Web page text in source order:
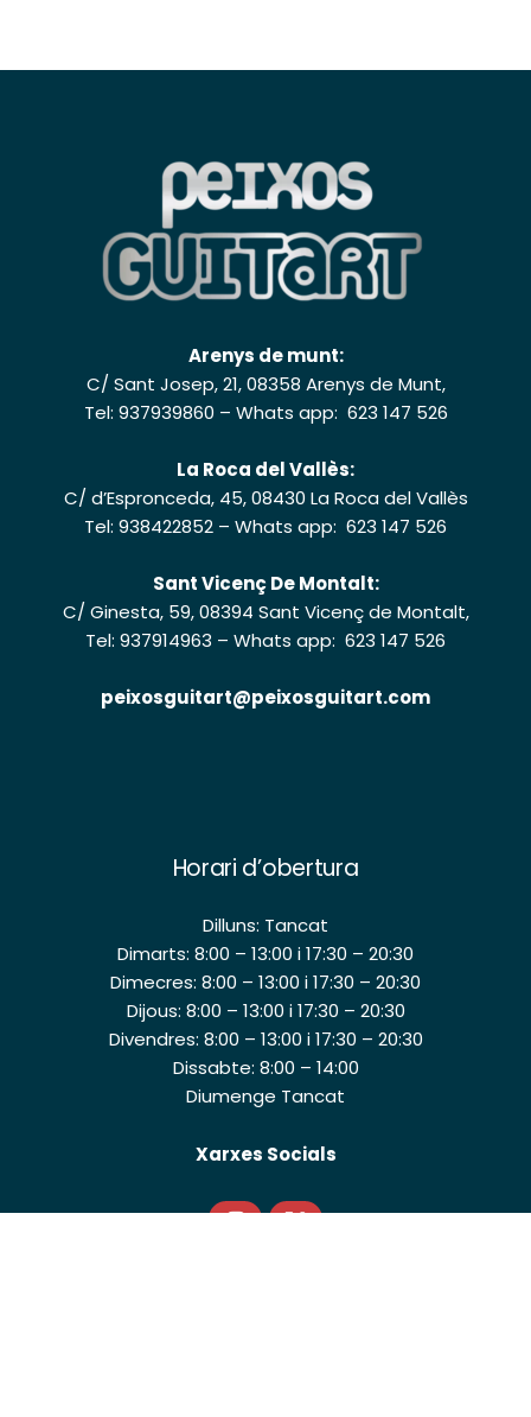
Arenys de munt:
C/ Sant Josep, 21, 08358 Arenys de Munt,
Tel: 937939860 – Whats app: 623 147 526
La Roca del Vallès:
C/ d’Espronceda, 45, 08430 La Roca del Vallès
Tel: 938422852 – Whats app: 623 147 526
Sant Vicenç De Montalt:
C/ Ginesta, 59, 08394 Sant Vicenç de Montalt,
Tel: 937914963 – Whats app: 623 147 526
peixosguitart@peixosguitart.com
Horari d’obertura
Dilluns: Tancat
Dimarts: 8:00 – 13:00 i 17:30 – 20:30
Dimecres: 8:00 – 13:00 i 17:30 – 20:30
Dijous: 8:00 – 13:00 i 17:30 – 20:30
Divendres: 8:00 – 13:00 i 17:30 – 20:30
Dissabte: 8:00 – 14:00
Diumenge Tancat
Xarxes Socials